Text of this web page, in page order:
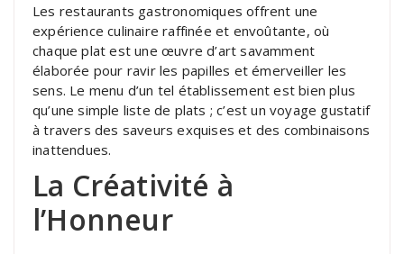
Les restaurants gastronomiques offrent une
expérience culinaire raffinée et envoûtante, où
chaque plat est une œuvre d’art savamment
élaborée pour ravir les papilles et émerveiller les
sens. Le menu d’un tel établissement est bien plus
qu’une simple liste de plats ; c’est un voyage gustatif
à travers des saveurs exquises et des combinaisons
inattendues.
La Créativité à
l’Honneur